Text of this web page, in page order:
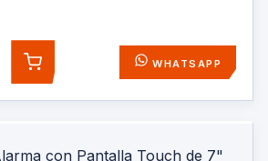
AGREGAR WHATSAPP